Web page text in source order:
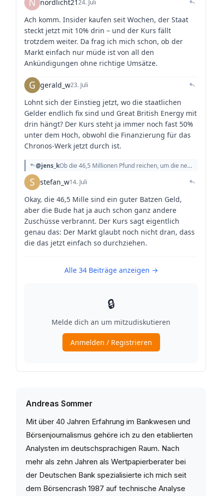
Andreas Sommer
Mit über 40 Jahren Erfahrung im Bankwesen und
Börsenjournalismus gehöre ich zu den etablierten
Analysten im deutschsprachigen Raum. Nach
mehr als zehn Jahren als Wertpapierberater bei
der Deutschen Bank spezialisierte ich mich seit
dem Börsencrash 1987 auf technische Analyse